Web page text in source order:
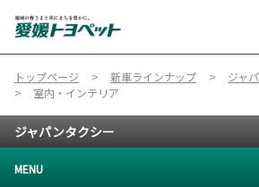
トップページ 新車ラインナップ
ジャ
室内・インテリア
ジャパンタクシー
MENU